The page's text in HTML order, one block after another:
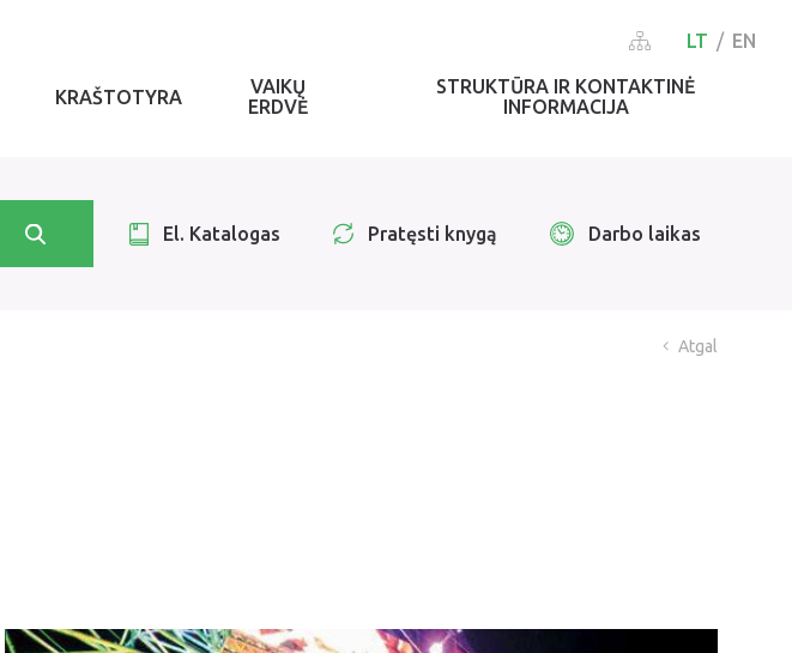
LT EN
KRAŠTOTYRA
VAIKŲ
ERDVĖ
STRUKTŪRA IR KONTAKTINĖ
INFORMACIJA
El. Katalogas Pratęsti knygą Darbo laikas
Atgal